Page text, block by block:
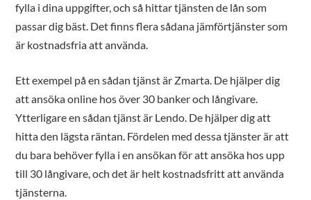
fylla i dina uppgifter, och så hittar tjänsten de lån som
passar dig bäst. Det finns flera sådana jämförtjänster som
är kostnadsfria att använda.
Ett exempel på en sådan tjänst är Zmarta. De hjälper dig
att ansöka online hos över 30 banker och långivare.
Ytterligare en sådan tjänst är Lendo. De hjälper dig att
hitta den lägsta räntan. Fördelen med dessa tjänster är att
du bara behöver fylla i en ansökan för att ansöka hos upp
till 30 långivare, och det är helt kostnadsfritt att använda
tjänsterna.